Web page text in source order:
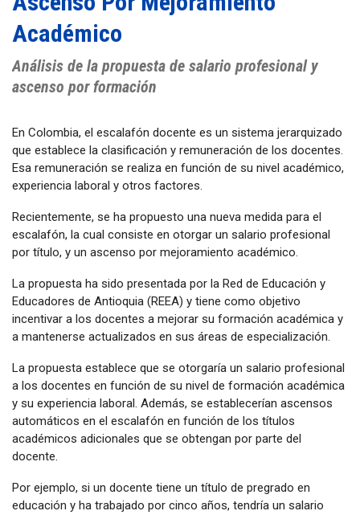
Académico
Análisis de la propuesta de salario profesional y
ascenso por formación
En Colombia, el escalafón docente es un sistema jerarquizado
que establece la clasificación y remuneración de los docentes.
Esa remuneración se realiza en función de su nivel académico,
experiencia laboral y otros factores.
Recientemente, se ha propuesto una nueva medida para el
escalafón, la cual consiste en otorgar un salario profesional
por título, y un ascenso por mejoramiento académico.
La propuesta ha sido presentada por la Red de Educación y
Educadores de Antioquia (REEA) y tiene como objetivo
incentivar a los docentes a mejorar su formación académica y
a mantenerse actualizados en sus áreas de especialización.
La propuesta establece que se otorgaría un salario profesional
a los docentes en función de su nivel de formación académica
y su experiencia laboral. Además, se establecerían ascensos
automáticos en el escalafón en función de los títulos
académicos adicionales que se obtengan por parte del
docente.
Por ejemplo, si un docente tiene un título de pregrado en
educación y ha trabajado por cinco años, tendría un salario